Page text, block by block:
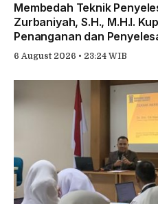
Membedah Teknik
Zurbaniyah, S.H., M.H.I.
Penanganan dan
6 August 2026 • 23:24 WIB